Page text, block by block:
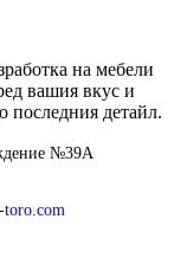
на мебели
вашия вкус и
последния детайл.
№39А